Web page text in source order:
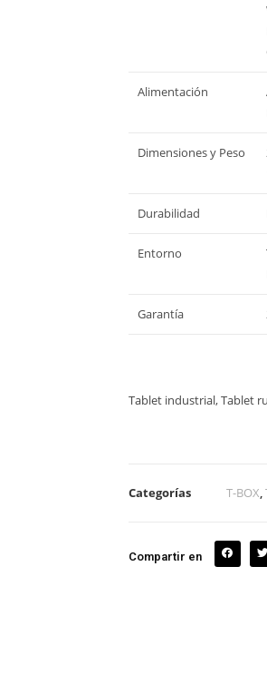
Alimentación
Dimensiones y Peso
Durabilidad
Entorno
Garantía
Tablet industrial, Tablet
Categorías T-BOX,
Compartir en